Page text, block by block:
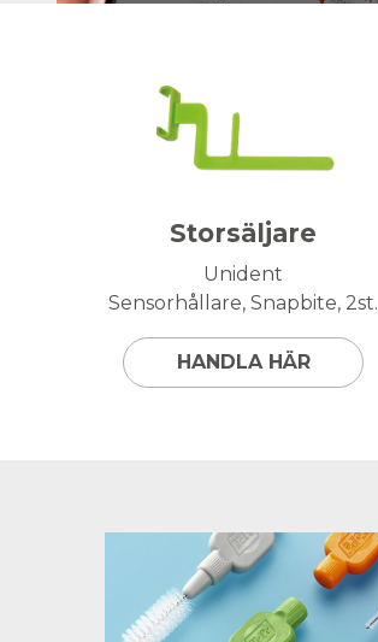
Storsäljare
Unident
Sensorhållare, Snapbite, 2st.
HANDLA HÄR